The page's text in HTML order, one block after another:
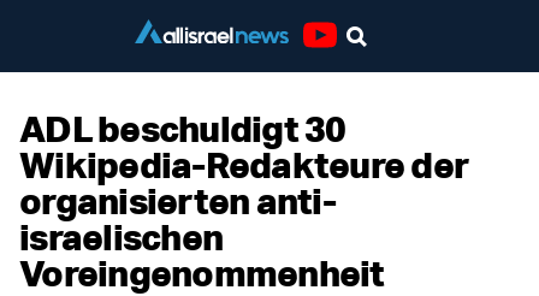
ADL beschuldigt 30
Wikipedia-Redakteure der
organisierten anti-
israelischen
Voreingenommenheit